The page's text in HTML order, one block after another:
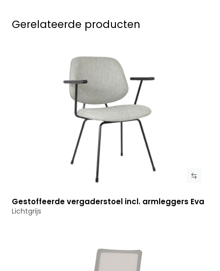
Gerelateerde producten
Bekijk product
Gestoffeerde vergaderstoel incl. armleggers Eva
Lichtgrijs